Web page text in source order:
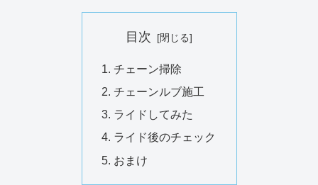
目次
チェーン掃除
チェーンルブ施工
ライドしてみた
ライド後のチェック
おまけ